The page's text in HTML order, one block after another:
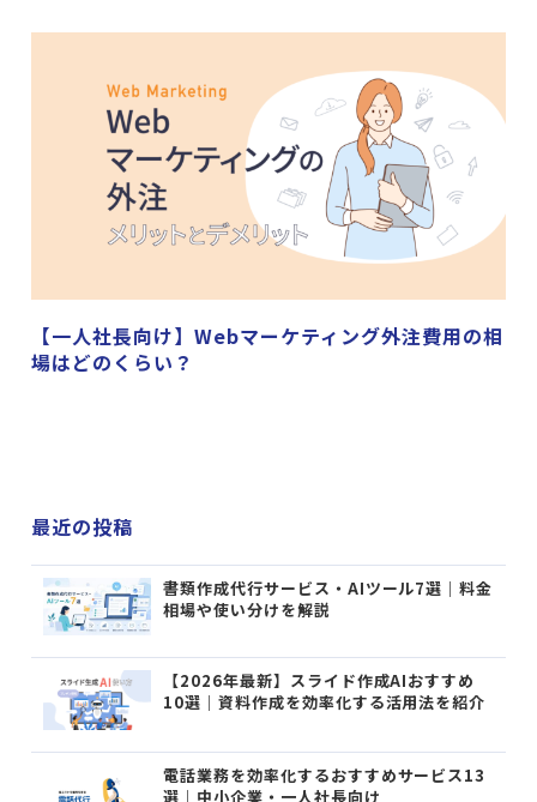
【一人社長向け】Webマーケティング外注費用の相
場はどのくらい？
最近の投稿
書類作成代行サービス・AIツール7選｜料金
相場や使い分けを解説
【2026年最新】スライド作成AIおすすめ
10選｜資料作成を効率化する活用法を紹介
電話業務を効率化するおすすめサービス13
選｜中小企業・一人社長向け